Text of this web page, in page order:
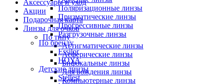
Аксессуары и уход
Акции
Подарочная карта
Линзы для очков
По типу
Астигматические линзы
Асферические линзы
Бифокальные линзы
Для вождения линзы
Компьютерные линзы
Поляризационные линзы
Призматические линзы
Прогрессивные линзы
Разгрузочные линзы
По бренду
Essilor
HOYA
Детские линзы
Stellest